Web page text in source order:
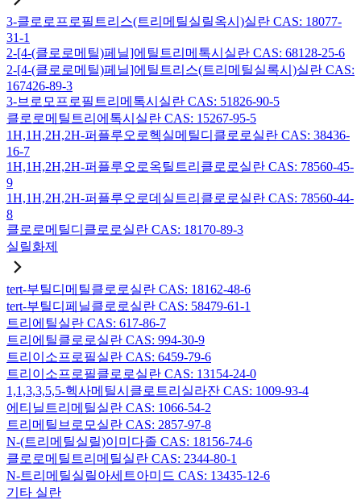
3-클로로프로필트리스(트리메틸실릴옥시)실란 CAS: 18077-
31-1
2-[4-(클로로메틸)페닐]에틸트리메톡시실란 CAS: 68128-25-6
2-[4-(클로로메틸)페닐]에틸트리스(트리메틸실록시)실란 CAS:
167426-89-3
3-브로모프로필트리메톡시실란 CAS: 51826-90-5
클로로메틸트리에톡시실란 CAS: 15267-95-5
1H,1H,2H,2H-퍼플루오로헥실메틸디클로로실란 CAS: 38436-
16-7
1H,1H,2H,2H-퍼플루오로옥틸트리클로로실란 CAS: 78560-45-
9
1H,1H,2H,2H-퍼플루오로데실트리클로로실란 CAS: 78560-44-
8
클로로메틸디클로로실란 CAS: 18170-89-3
실릴화제
tert-부틸디메틸클로로실란 CAS: 18162-48-6
tert-부틸디페닐클로로실란 CAS: 58479-61-1
트리에틸실란 CAS: 617-86-7
트리에틸클로로실란 CAS: 994-30-9
트리이소프로필실란 CAS: 6459-79-6
트리이소프로필클로로실란 CAS: 13154-24-0
1,1,3,3,5,5-헥사메틸시클로트리실라잔 CAS: 1009-93-4
에티닐트리메틸실란 CAS: 1066-54-2
트리메틸브로모실란 CAS: 2857-97-8
N-(트리메틸실릴)이미다졸 CAS: 18156-74-6
클로로메틸트리메틸실란 CAS: 2344-80-1
N-트리메틸실릴아세트아미드 CAS: 13435-12-6
기타 실란